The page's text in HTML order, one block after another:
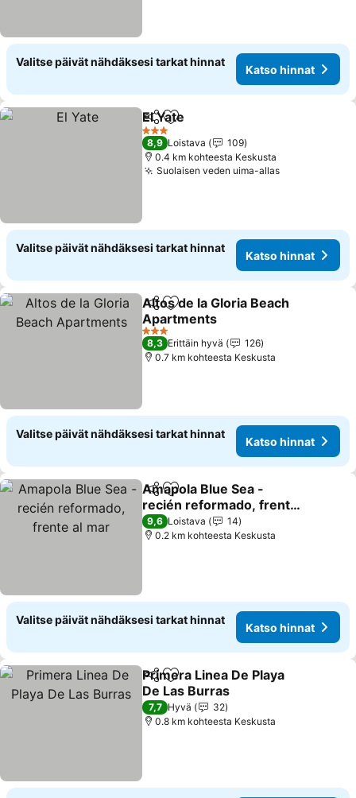
Valitse päivät nähdäksesi tarkat hinnat
Katso hinnat
Jaa Lisää suosikkeihin
El Yate
3 Tähtiluokitus
8,9 Loistava
109
0.4 km kohteesta Keskusta
Suolaisen veden uima-allas
Valitse päivät nähdäksesi tarkat hinnat
Katso hinnat
Jaa Lisää suosikkeihin
Altos de la Gloria Beach
Apartments
3 Tähtiluokitus
8,3 Erittäin hyvä
126
0.7 km kohteesta Keskusta
Valitse päivät nähdäksesi tarkat hinnat
Katso hinnat
Jaa Lisää suosikkeihin
Amapola Blue Sea -
recién reformado, frente
al mar
9,6 Loistava
14
0.2 km kohteesta Keskusta
Valitse päivät nähdäksesi tarkat hinnat
Katso hinnat
Jaa Lisää suosikkeihin
Primera Linea De Playa
De Las Burras
7,7 Hyvä
32
0.8 km kohteesta Keskusta